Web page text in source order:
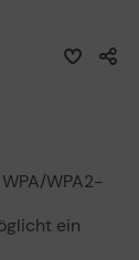
WPA2-
ein